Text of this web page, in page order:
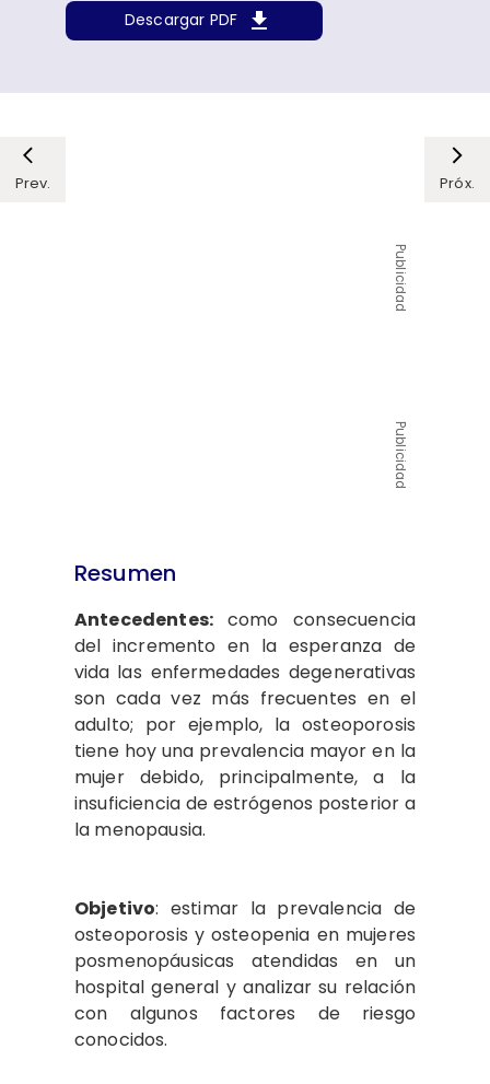
Descargar PDF
Prev. Próx.
Publicidad
Publicidad
Resumen
Antecedentes: como consecuencia
del incremento en la esperanza de
vida las enfermedades degenerativas
son cada vez más frecuentes en el
adulto; por ejemplo, la osteoporosis
tiene hoy una prevalencia mayor en la
mujer debido, principalmente, a la
insuficiencia de estrógenos posterior a
la menopausia.
Objetivo: estimar la prevalencia de
osteoporosis y osteopenia en mujeres
posmenopáusicas atendidas en un
hospital general y analizar su relación
con algunos factores de riesgo
conocidos.